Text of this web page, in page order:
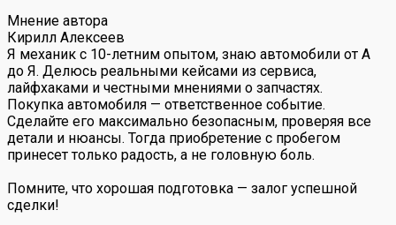
Мнение автора
Кирилл Алексеев
Я механик с 10-летним опытом, знаю автомобили от А
до Я. Делюсь реальными кейсами из сервиса,
лайфхаками и честными мнениями о запчастях.
Покупка автомобиля — ответственное событие.
Сделайте его максимально безопасным, проверяя все
детали и нюансы. Тогда приобретение с пробегом
принесет только радость, а не головную боль.
Помните, что хорошая подготовка — залог успешной
сделки!